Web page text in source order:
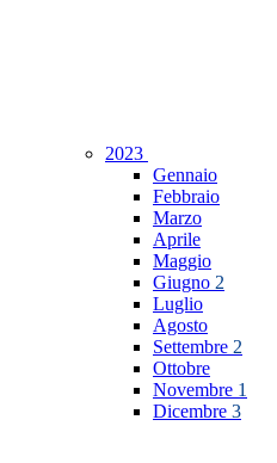
2023
Gennaio
Febbraio
Marzo
Aprile
Maggio
Giugno 2
Luglio
Agosto
Settembre 2
Ottobre
Novembre 1
Dicembre 3